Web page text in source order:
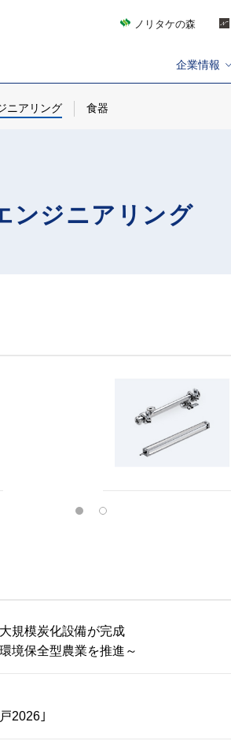
ノリタケの森
企業情報
ニアリング 食器
ンジニアリング
規模炭化設備が完成
境保全型農業を推進～
2026｣